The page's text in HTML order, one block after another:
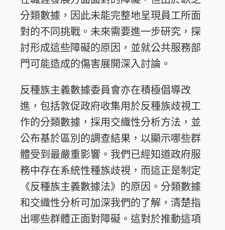
分類數據，因此未能完整地呈現員工所面
對的不同挑戰。未來需要進一步研究，探
討形成這些障礙的原因，並就公共服務部
門可能造成的傷害展開深入討論。
反種族主義數據委員會亦在積極倡導改
進，包括敦促政府收集用於反種族歧視工
作的分類數據，採用交織性分析方法，並
公布基於區別的調查結果，以顯示哪些群
體受到最嚴重影響。我們已經知道政府服
務中存在系統性種族歧視，而這正是制定
《反種族主義數據法》的原因。分類數據
和交織性分析可加深我們的了解，清楚指
出哪些群體正面對障礙。這對於推動這項